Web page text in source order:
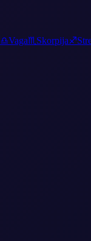
♎Vaga♏ Skorpija♐